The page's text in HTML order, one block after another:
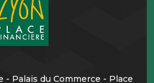
- Palais du Commerce - Place